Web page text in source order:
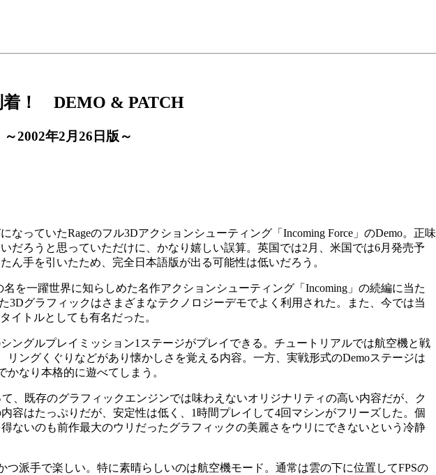
着！ DEMO & PATCH
～2002年2月26日版～
なっていたRageのフル3Dアクションシューティング「Incoming Force」のDemo。正味
だろうと思っていただけに、かなり嬉しい誤算。英国では2月、米国では6月発売予
ん手を引いたため、完全日本語版が出る可能性は低いだろう。
名を一躍世界に知らしめた名作アクションシューティング「Incoming」の続編に当た
3Dグラフィックはさまざまなテクノロジーデモでよく利用された。また、今では当
イトルとしても有名だった。
ングルプレイミッション1ステージがプレイできる。チュートリアルでは航空機と戦
ングくぐりなどがあり懐かしさを覚える内容。一方、実戦形式のDemoステージは
なり本格的に遊べてしまう。
、既存のグラフィックエンジンでは味わえないオリジナリティの高い内容だが、ク
容はたっぷりだが、安定性は低く、1時間プレイして4回マシンがフリーズした。個
ないのも前作最大のウリだったグラフィックの美麗さをウリにできないという冷静
派手で楽しい。特に素晴らしいのは航空機モード。通常は雲の下に位置してFPSの